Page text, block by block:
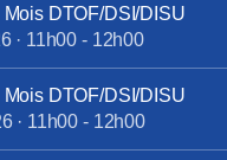
Mois DTOF/DSI/DISU
· 11h00 - 12h00
Mois DTOF/DSI/DISU
· 11h00 - 12h00